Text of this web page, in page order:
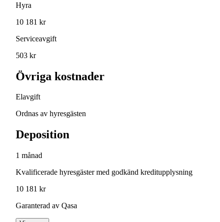
Hyra
10 181 kr
Serviceavgift
503 kr
Övriga kostnader
Elavgift
Ordnas av hyresgästen
Deposition
1 månad
Kvalificerade hyresgäster med godkänd kreditupplysning
10 181 kr
Garanterad av Qasa